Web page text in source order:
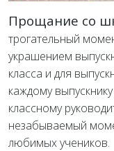
Прощание со
трогательный
украшением
класса и для
каждому
классному
незабываемый
любимых учеников.